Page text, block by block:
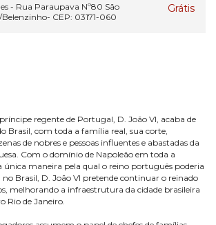
- Rua Paraupava Nº80 São
CEP: 03171-060
Grátis
regente de Portugal, D. João VI, acaba de
Brasil, com toda a família real, sua corte,
de nobres e pessoas influentes e abastadas da
Com o domínio de Napoleão em toda a
única maneira pela qual o reino português poderia
Brasil, D. João VI pretende continuar o reinado
melhorando a infraestrutura da cidade brasileira
Rio de Janeiro.